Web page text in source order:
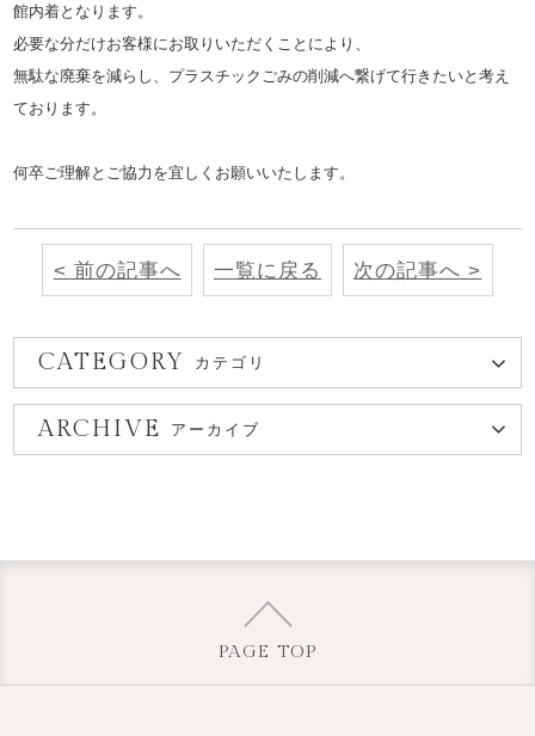
館内着となります。
必要な分だけお客様にお取りいただくことにより、
無駄な廃棄を減らし、プラスチックごみの削減へ繋げて行きたいと考え
ております。
何卒ご理解とご協力を宜しくお願いいたします。
< 前の記事へ 一覧に戻る 次の記事へ >
CATEGORY カテゴリ
ARCHIVE アーカイブ
PAGE TOP